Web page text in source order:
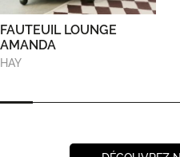
FAUTEUIL LOUNGE
AMANDA
HAY